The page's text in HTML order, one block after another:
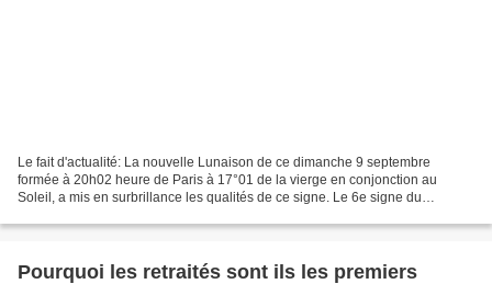
Le fait d'actualité: La nouvelle Lunaison de ce dimanche 9 septembre
formée à 20h02 heure de Paris à 17°01 de la vierge en conjonction au
Soleil, a mis en surbrillance les qualités de ce signe. Le 6e signe du
Pourquoi les retraités sont ils les premiers